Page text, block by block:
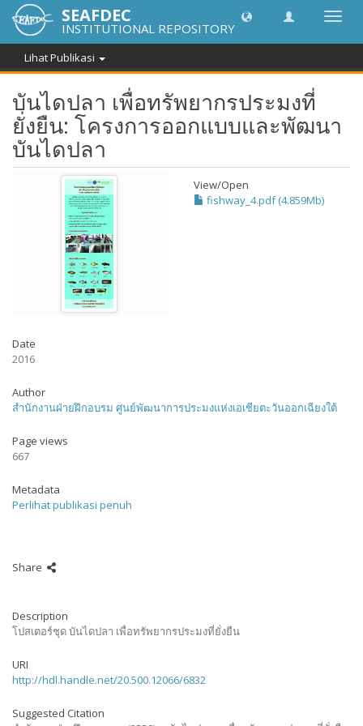
Lipat
SEAFDEC
INSTITUTIONAL REPOSITORY
Lihat Publikasi
บันไดปลา เพื่อทรัพยากรประมงที่
ยั่งยืน: โครงการออกแบบและพัฒนา
บันไดปลา
View/Open
fishway_4.pdf (4.859Mb)
Date
2016
Author
สำนักงานฝ่ายฝึกอบรม ศูนย์พัฒนาการประมงแห่งเอเชียตะวันออกเฉียงใต้
Page views
667
Metadata
Perlihat publikasi penuh
Share
Description
โปสเตอร์ชุด บันไดปลา เพื่อทรัพยากรประมงที่ยั่งยืน
URI
http://hdl.handle.net/20.500.12066/6832
Suggested Citation